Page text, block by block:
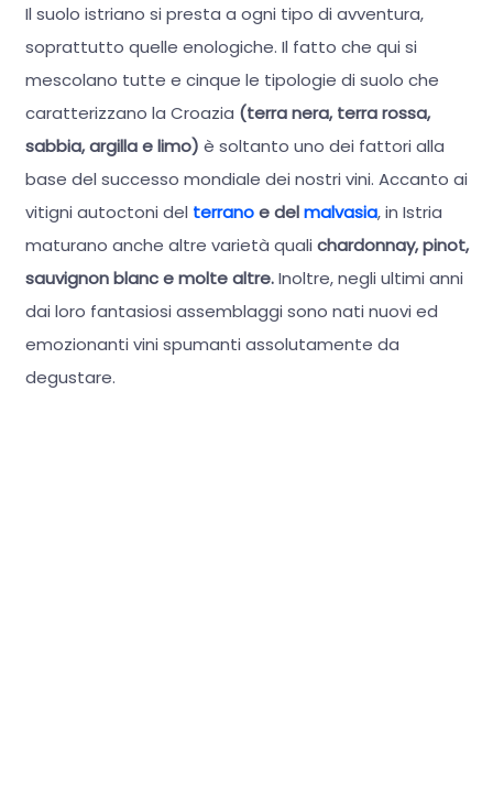
Il suolo istriano si presta a ogni tipo di avventura,
soprattutto quelle enologiche. Il fatto che qui si
mescolano tutte e cinque le tipologie di suolo che
caratterizzano la Croazia (terra nera, terra rossa,
sabbia, argilla e limo) è soltanto uno dei fattori alla
base del successo mondiale dei nostri vini. Accanto ai
vitigni autoctoni del terranoe delmalvasia, in Istria
maturano anche altre varietà quali chardonnay, pinot,
sauvignon blanc e molte altre.Inoltre, negli ultimi anni
dai loro fantasiosi assemblaggi sono nati nuovi ed
emozionanti vini spumanti assolutamente da
degustare.